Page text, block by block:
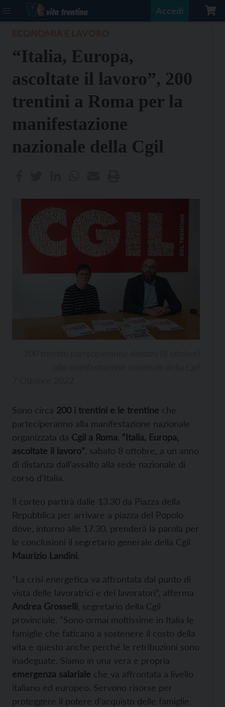
Accedi
“Italia, Europa,
ascoltate il lavoro”, 200
trentini a Roma per la
manifestazione
nazionale della Cgil
Sono circa 200 i trentini e le trentine che
parteciperanno alla manifestazione nazionale
organizzata da Cgil a Roma “Italia, Europa,
ascoltate il lavoro” , sabato 8 ottobre, a un anno
di distanza dall’assalto alla sede nazionale di
corso d’Italia.
Il corteo partirà dalle 13.30 da Piazza della
Repubblica per arrivare a piazza del Popolo
dove, intorno alle 17.30, prenderà la parola per
le conclusioni il segretario generale della Cgil
Maurizio Landini.
“La crisi energetica va affrontata dal punto di
vista delle lavoratrici e dei lavoratori”, afferma
Andrea Grosselli , segretario della Cgil
provinciale. “Sono ormai moltissime in Italia le
famiglie che faticano a sostenere il costo della
vita e questo anche perché le retribuzioni sono
inadeguate. Siamo in una vera e propria
emergenza salariale che va affrontata a livello
italiano ed europeo. Servono risorse per
proteggere il potere d’acquisto delle famiglie,